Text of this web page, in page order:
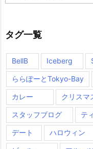
タグ一覧
BellB Iceberg
ららぽーとTokyo-Bay
カレー クリスマ
スタッフブログ テ
デート ハロウィン